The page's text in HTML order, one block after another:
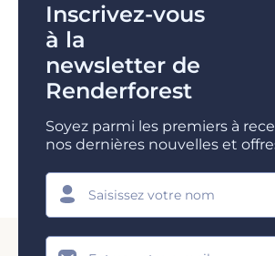
Inscrivez-vous
à la
newsletter de
Renderforest
Soyez parmi les premiers à
nos dernières nouvelles et